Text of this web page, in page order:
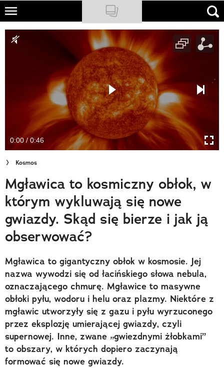
Skip
main
NATIONAL GEOGRAPHIC
Newsletter
Cuda Polski
Wielki Konkurs Fotograficzny
Trendbook Podróżniczy
Polecane
0:00 / 0:46
Kosmos
Mgławica to kosmiczny obłok, w
którym wykluwają się nowe
gwiazdy. Skąd się bierze i jak ją
obserwować?
Mgławica to gigantyczny obłok w kosmosie. Jej
nazwa wywodzi się od łacińskiego słowa nebula,
oznaczającego chmurę. Mgławice to masywne
obłoki pyłu, wodoru i helu oraz plazmy. Niektóre z
mgławic utworzyły się z gazu i pyłu wyrzuconego
przez eksplozję umierającej gwiazdy, czyli
supernowej. Inne, zwane „gwiezdnymi żłobkami”
to obszary, w których dopiero zaczynają
formować się nowe gwiazdy.